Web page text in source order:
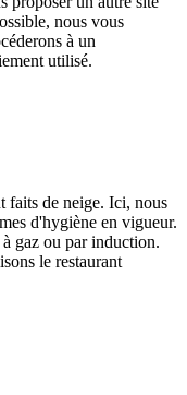
nous vous
à un
utilisé.
faits de neige. Ici, nous
d'hygiène en vigueur.
gaz ou par induction.
le restaurant